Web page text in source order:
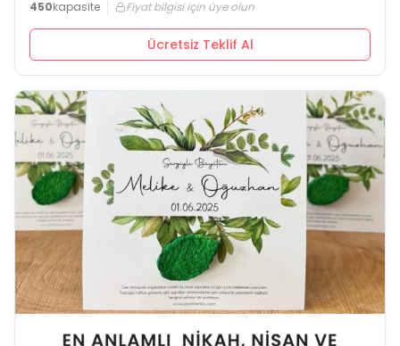
450kapasite Fiyat bilgisi için üye olun
Ücretsiz Teklif Al